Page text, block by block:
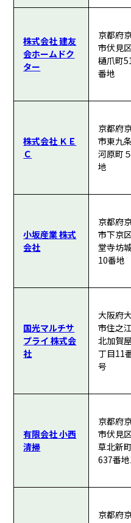
株式会社 建友
会ホームドク
ター
京都府
市伏見
樋爪町
番地
株式会社 ＫＥ
Ｃ
京都府
市東九
河原町
地
小坂産業 株式
会社
京都府
市下京
堂寺坊
10番地
国光マルチサ
プライ 株式会
社
大阪府
市住之
北加賀
丁目11
号
有限会社 小西
清掃
京都府
市伏見
草北新町
637番
京都府